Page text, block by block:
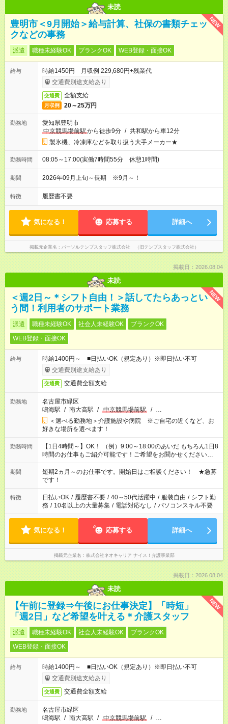
未読
NEW
豊明市＜9月開始＞給与計算、社保の書類チェッ
クなどの事務
派遣 職種未経験OK ブランクOK WEB登録・面接OK
給与
時給1450円 月収例 229,680円+残業代
交通費別途支給あり
交通費 全額支給
月収例 20～25万円
勤務地
愛知県豊明市
中京競馬場前駅から徒歩9分 / 共和駅から車12分
製氷機、冷凍庫などを取り扱う大手メーカー★
勤務時間 08:05～17:00(実働7時間55分 休憩1時間)
期間 2026年09月上旬～長期 ※9月～！
特徴 履歴書不要
気になる！ 応募する 詳細へ
掲載元企業名 パーソルテンプスタッフ株式会社 （旧テンプスタッフ株式会社）
掲載日：2026.08.04
未読
NEW
＜週2日～＊シフト自由！＞話してたらあっとい
う間！利用者のサポート業務
派遣 職種未経験OK 社会人未経験OK
ブランクOK
WEB登録・面接OK
給与
時給1400円～ ■日払いOK（規定あり）※即日払い不可
交通費別途支給あり
交通費 交通費全額支給
勤務地
名古屋市緑区
鳴海駅 / 南大高駅 / 中京競馬場前駅 / …
＜選べる勤務地＞介護施設や病院 ※ご自宅の近くなど、お
好きな場所を選べます！
勤務時間
【1日4時間～】OK！ （例）9:00～18:00のあいだ もちろん1日8
時間のお仕事もご紹介可能です！ご希望をお聞かせください！
その他の時間帯もあなたのライフスタイルに合わせて お選びい
ただけます！ 【シフト固定もOK】★家庭の都合でお休みが必要
な場合も遠慮なくご相談ください。 ※週最低15時間以上の勤務
が必要です
期間
短期2ヵ月～のお仕事です。開始日はご相談ください！ ★急募
です！
特徴 日払いOK / 履歴書不要 / 40～50代活躍中 / 服装自由 / シフト勤
務 / 10名以上の大量募集 / 電話対応なし / パソコンスキル不要
気になる！ 応募する 詳細へ
掲載元企業名 株式会社ネオキャリア ナイス！介護事業部
掲載日：2026.08.04
未読
NEW
【午前に登録⇒午後にお仕事決定】「時短」
「週2日」など希望を叶える＊介護スタッフ
派遣 職種未経験OK 社会人未経験OK
ブランクOK
WEB登録・面接OK
給与
時給1400円～ ■日払いOK（規定あり）※即日払い不可
交通費別途支給あり
交通費 交通費全額支給
勤務地
名古屋市緑区
鳴海駅 / 南大高駅 / 中京競馬場前駅 / …